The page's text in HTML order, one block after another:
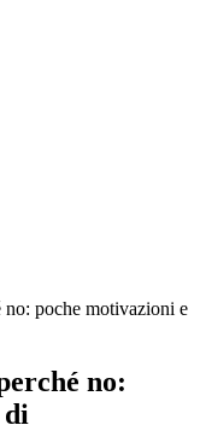
no: poche motivazioni e
no:
di